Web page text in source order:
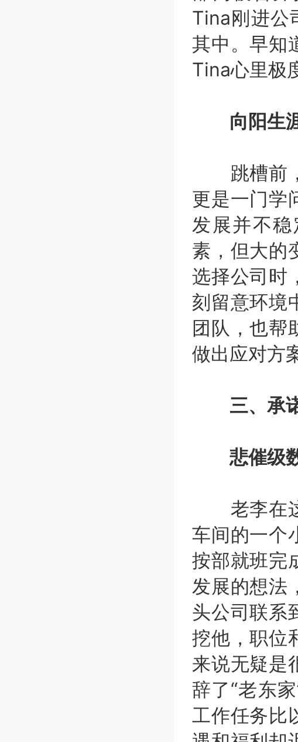
Tina刚进公
其中。早知
Tina心里极
向阳生
跳槽前，
更是一门学
发展并不
素，但大的
选择公司时
刻留意环境
团队，也帮
做出应对方
三、承
悲催
老李在这
车间的一个
按部就班完
发展的想法
头公司联系
挖他，职位
来说无疑是
辞了“老东
工作任务比